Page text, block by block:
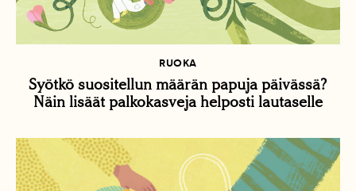
RUOKA
Syötkö suositellun määrän papuja päivässä?
Näin lisäät palkokasveja helposti lautaselle